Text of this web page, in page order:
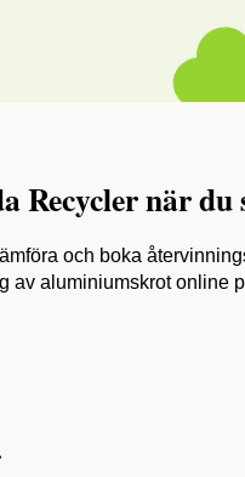
Recycler när
och boka
av aluminiumskrot online